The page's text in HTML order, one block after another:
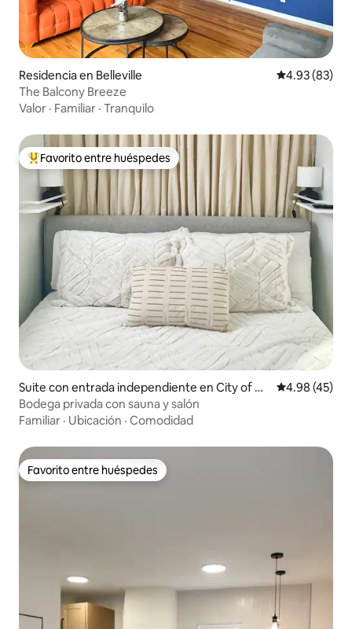
Residencia en Belleville Calificación
4.93 (83)
The Balcony Breeze
Valor · Familiar · Tranquilo
De los mejores en Favorito entre huéspedes
Favorito entre huéspedes
Suite con entrada independiente en City of Or
ange
Calificación
4.98 (45)
Bodega privada con sauna y salón
Familiar · Ubicación · Comodidad
Favorito entre huéspedes
Favorito entre huéspedes